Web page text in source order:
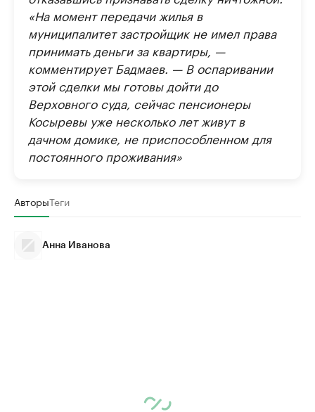
«На момент передачи жилья в
муниципалитет застройщик не имел права
принимать деньги за квартиры, —
комментирует Бадмаев. — В оспаривании
этой сделки мы готовы дойти до
Верховного суда, сейчас пенсионеры
Косыревы уже несколько лет живут в
дачном домике, не приспособленном для
постоянного проживания»
АвторыТеги
Анна Иванова